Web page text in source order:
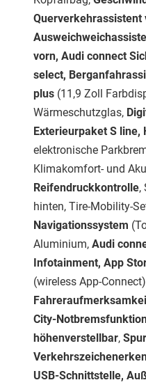
Querverkehrassistent
vorn, Audi connect
select,
plus (11,9 Zoll
Wärmeschutzglas,
Exterieurpaket S
elektronische
Klimakomfort- und
Reifendruckkontrolle,
hinten, Tire-Mobility-
Navigationssystem
Aluminium, Audi
Infotainment, App
(wireless App-
City-
höhenverstellbar,
USB-Schnittstelle,